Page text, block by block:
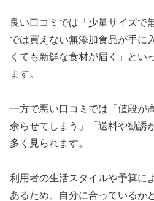
良い口コミでは「少量サイズで
では買えない無添加食品が手に
くても新鮮な食材が届く」とい
ます。
一方で悪い口コミでは「値段が
余らせてしまう」「送料や勧誘
多く見られます。
利用者の生活スタイルや予算に
あるため、自分に合っているか